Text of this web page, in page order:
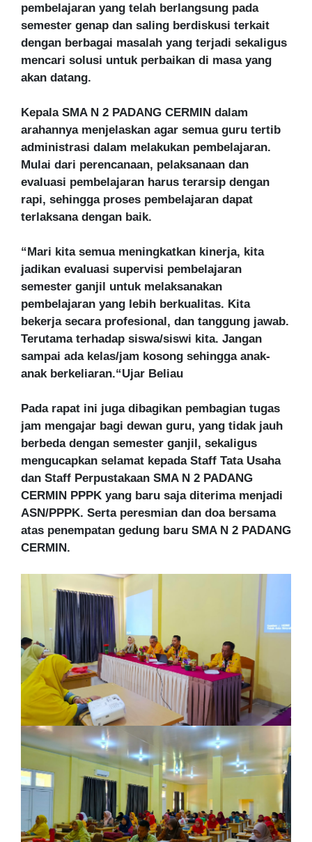
pembelajaran yang telah berlangsung pada
semester genap dan saling berdiskusi terkait
dengan berbagai masalah yang terjadi sekaligus
mencari solusi untuk perbaikan di masa yang
akan datang.
Kepala SMA N 2 PADANG CERMIN dalam
arahannya menjelaskan agar semua guru tertib
administrasi dalam melakukan pembelajaran.
Mulai dari perencanaan, pelaksanaan dan
evaluasi pembelajaran harus terarsip dengan
rapi, sehingga proses pembelajaran dapat
terlaksana dengan baik.
“Mari kita semua meningkatkan kinerja, kita
jadikan evaluasi supervisi pembelajaran
semester ganjil untuk melaksanakan
pembelajaran yang lebih berkualitas. Kita
bekerja secara profesional, dan tanggung jawab.
Terutama terhadap siswa/siswi kita. Jangan
sampai ada kelas/jam kosong sehingga anak-
anak berkeliaran.“Ujar Beliau
Pada rapat ini juga dibagikan pembagian tugas
jam mengajar bagi dewan guru, yang tidak jauh
berbeda dengan semester ganjil, sekaligus
mengucapkan selamat kepada Staff Tata Usaha
dan Staff Perpustakaan SMA N 2 PADANG
CERMIN PPPK yang baru saja diterima menjadi
ASN/PPPK. Serta peresmian dan doa bersama
atas penempatan gedung baru SMA N 2 PADANG
CERMIN.